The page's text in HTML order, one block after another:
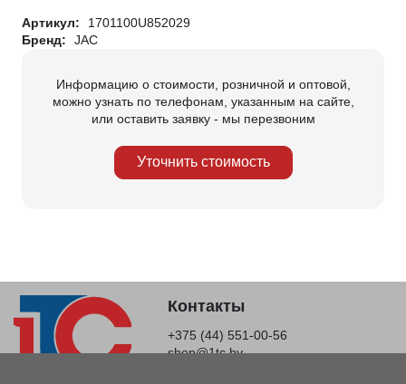
Артикул:
1701100U852029
Бренд:
JAC
Информацию о стоимости, розничной и оптовой,
можно узнать по телефонам, указанным на сайте,
или оставить заявку - мы перезвоним
Уточнить стоимость
Контакты
+375 (44) 551-00-56
shop@1tc.by